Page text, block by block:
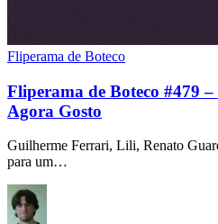
Fliperama de Boteco
Fliperama de Boteco #479
Agora Gosto
Guilherme Ferrari, Lili, Renato
para um…